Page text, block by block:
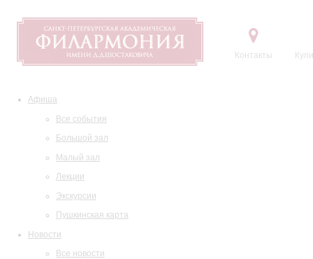
Контакты
Афиша
Все события
Большой зал
Малый зал
Лекции
Экскурсии
Пушкинская карта
Новости
Все новости